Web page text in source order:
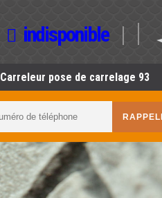
indisponible
Carreleur pose de carrelage 93